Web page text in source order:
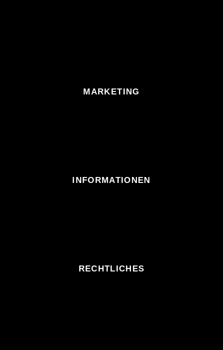
MARKETING
INFORMATIONEN
RECHTLICHES